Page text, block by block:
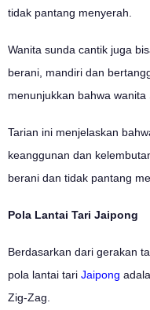
tidak pantang menyerah.
Wanita sunda cantik juga
berani, mandiri dan
menunjukkan bahwa wanita
Tarian ini menjelaskan
keanggunan dan
berani dan tidak pantang
Pola Lantai Tari Jaipong
Berdasarkan dari gerakan
pola lantai tari Jaipong
Zig-Zag.